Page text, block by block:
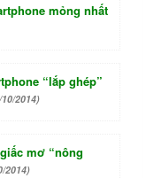
mỏng nhất
“lắp ghép”
2014)
mơ “nông
2014)